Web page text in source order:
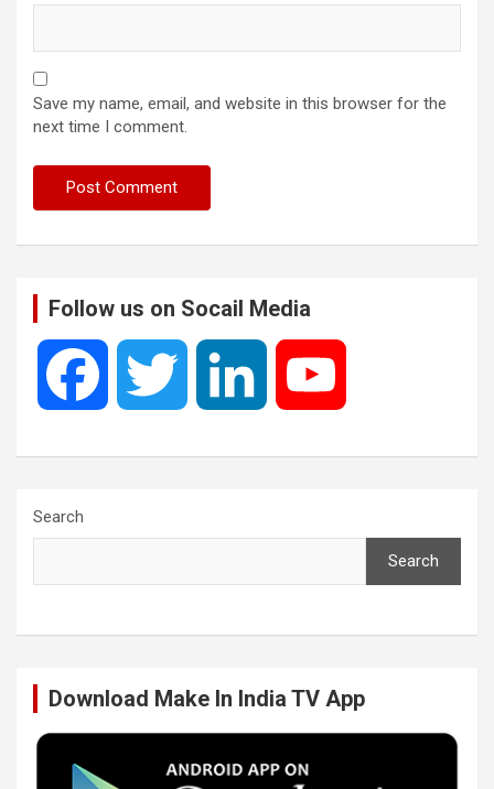
Save my name, email, and website in this browser for the
next time I comment.
Follow us on Socail Media
e t k T
Search
Search
Download Make In India TV App